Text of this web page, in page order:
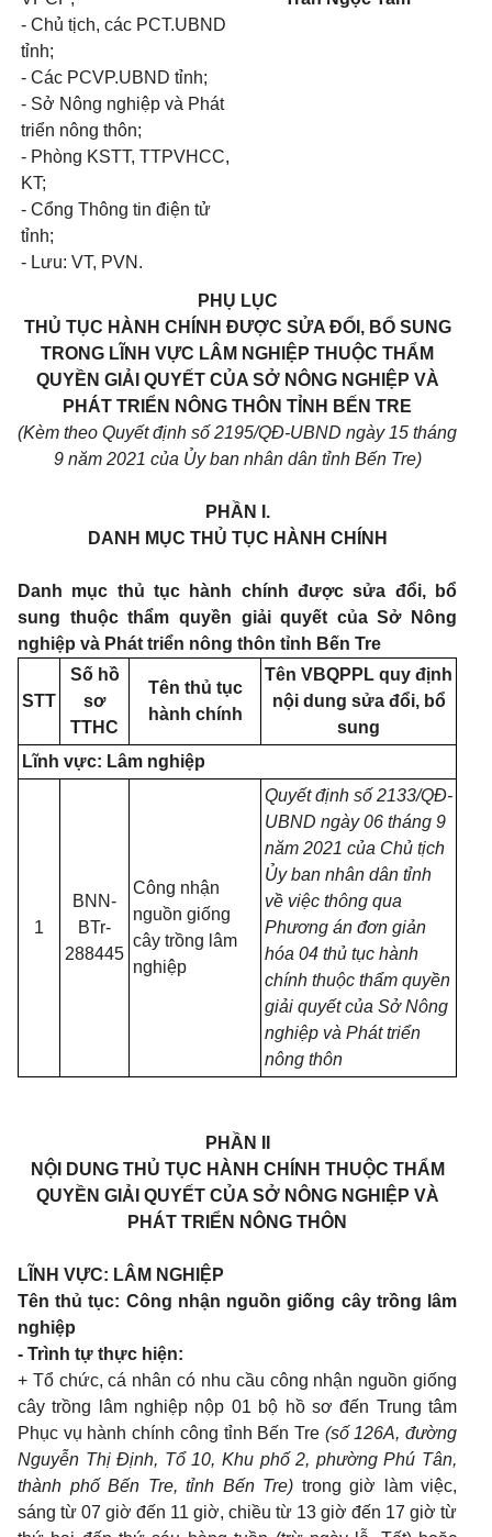
- Chủ tịch, các PCT.UBND
tỉnh;
- Các PCVP.UBND tỉnh;
- Sở Nông nghiệp và Phát
triển nông thôn;
- Phòng KSTT, TTPVHCC,
KT;
- Cổng Thông tin điện tử
tỉnh;
- Lưu: VT, PVN.
PHỤ LỤC
THỦ TỤC HÀNH CHÍNH ĐƯỢC SỬA ĐỔI, BỔ SUNG
TRONG LĨNH VỰC LÂM NGHIỆP THUỘC THẨM
QUYỀN GIẢI QUYẾT CỦA SỞ NÔNG NGHIỆP VÀ
PHÁT TRIỂN NÔNG THÔN TỈNH BẾN TRE
(Kèm theo Quyếtđịnh số 2195/QĐ-UBND ngày 15 tháng
9 năm 2021 của Ủy ban nhân dân tỉnh Bến Tre)
PHẦN I.
DANH MỤC THỦ TỤC HÀNH CHÍNH
Danh mục thủ tục hành chính được sửa đổi, bổ
sung thuộc thẩm quyền giải quyết của Sở
Nông
nghiệp và Phát triển nông thôn tỉnh Bến Tre
STT
Số hồ
sơ
TTHC
Tên thủ tục
hành chính
Tên VBQPPL quy định
nội dung sửa đổi, bổ
sung
Lĩnh vực: Lâm nghiệp
1
BNN-
BTr-
288445
Công nhận
nguồn giống
cây trồng lâm
nghiệp
Quyết định số 2133/QĐ-
UBND ngày 06 tháng 9
năm 2021 của Chủ tịch
Ủy ban nhân dân tỉnh
về việc thông qua
Phương án đơn giản
hóa 04 thủ tục hành
chính thuộc thẩm quyền
giải quyết của Sở Nông
nghiệp và Phát triển
nông thôn
PHẦN II
NỘI DUNG THỦ TỤC HÀNH CHÍNH THUỘC THẨM
QUYỀN GIẢI QUYẾT CỦA SỞ NÔNG NGHIỆP VÀ
PHÁT TRIỂN NÔNG THÔN
LĨNH VỰC: LÂM NGHIỆP
Tên thủ tục: Công nhận nguồn giống cây trồng lâm
nghiệp
- Trình tự thực hiện:
+ Tổ chức, cá nhân có nhu cầu công nhận nguồn giống
cây trồng lâm nghiệp nộp 01 bộ hồ sơ đến Trung tâm
Phục vụ hành chính công tỉnh Bến Tre (số 126A, đường
Nguyễn Thị Định, Tổ 10, Khu phố 2, phường Phú Tân,
thành phố Bến Tre, tỉnh Bến Tre) trong giờ làm việc,
sáng từ 07 giờ đến 11 giờ, chiều từ 13 giờ đến 17 giờ từ